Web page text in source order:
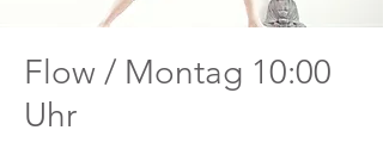
Flow / Montag 10:00
Uhr